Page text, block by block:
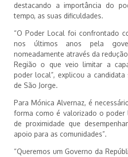
destacando a importância do
tempo, as suas dificuldades.
“O Poder Local foi confrontado
nos últimos anos pela
nomeadamente através da
Região o que veio limitar a
poder local”, explicou a
de São Jorge.
Para Mónica Alvernaz, é
forma como é valorizado o
de proximidade que
apoio para as comunidades”.
“Queremos um Governo da